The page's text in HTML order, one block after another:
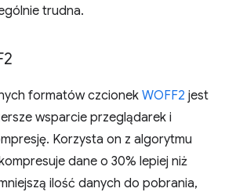
trudna.
formatów czcionek WOFF2 jest
wsparcie przeglądarek i
Korzysta on z algorytmu
dane o 30% lepiej niż
ilość danych do pobrania,